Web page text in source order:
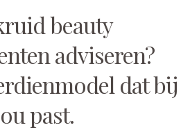
beauty
adviseren?
dat bij
past.